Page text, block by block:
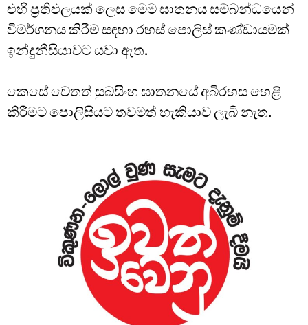
එහි ප්‍රතිඵලයක් ලෙස මෙම ඝාතනය සම්බන්ධයෙන්
විමර්ශනය කිරීම සඳහා රහස් පොලිස් කණ්ඩායමක්
ඉන්දුනීසියාවට යවා ඇත.
කෙසේ වෙතත් සුබසිංහ ඝාතනයේ අබිරහස හෙළි
කිරීමට පොලිසියට තවමත් හැකියාව ලැබී නැත.